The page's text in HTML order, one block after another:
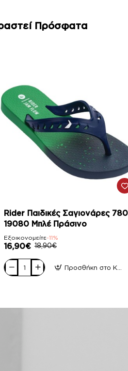
Πρόσφατα
-11%
Rider Παιδικές Σαγιονάρες
19080 Μπλέ Πράσινο
Εξοικονομείτε-11%
16,90€ 18,90€
Rider
Παιδικές
Μπλέ
Προσθήκη στο Καλάθι